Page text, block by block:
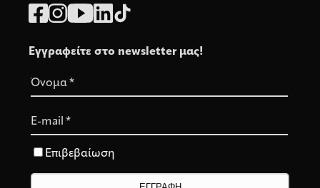
Εγγραφείτε στο newsletter μας!
Όνομα*
E-mail *
Επιβεβαίωση